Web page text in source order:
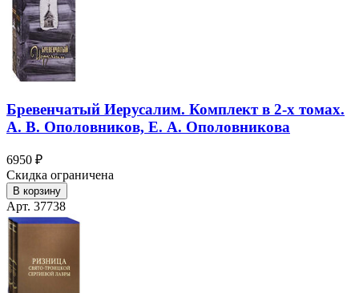
Бревенчатый Иерусалим. Комплект в 2-х томах.
А. В. Ополовников, Е. А. Ополовникова
6950 ₽
Скидка ограничена
В корзину
Арт. 37738